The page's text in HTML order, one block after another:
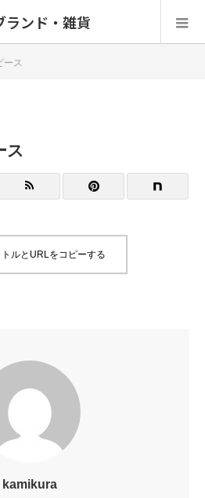
ンド・雑貨
ス
ス
ルとURLをコピーする
kamikura